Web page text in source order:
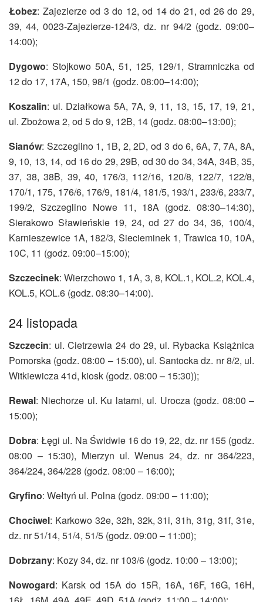
Łobez: Zajezierze od 3 do 12, od 14 do 21, od 26 do 29,
39, 44, 0023-Zajezierze-124/3, dz. nr 94/2 (godz. 09:00–
14:00);
Dygowo: Stojkowo 50A, 51, 125, 129/1, Stramniczka od
12 do 17, 17A, 150, 98/1 (godz. 08:00–14:00);
Koszalin: ul. Działkowa 5A, 7A, 9, 11, 13, 15, 17, 19, 21,
ul. Zbożowa 2, od 5 do 9, 12B, 14 (godz. 08:00–13:00);
Sianów: Szczeglino 1, 1B, 2, 2D, od 3 do 6, 6A, 7, 7A, 8A,
9, 10, 13, 14, od 16 do 29, 29B, od 30 do 34, 34A, 34B, 35,
37, 38, 38B, 39, 40, 176/3, 112/16, 120/8, 122/7, 122/8,
170/1, 175, 176/6, 176/9, 181/4, 181/5, 193/1, 233/6, 233/7,
199/2, Szczeglino Nowe 11, 18A (godz. 08:30–14:30),
Sierakowo Sławieńskie 19, 24, od 27 do 34, 36, 100/4,
Karnieszewice 1A, 182/3, Siecieminek 1, Trawica 10, 10A,
10C, 11 (godz. 09:00–15:00);
Szczecinek: Wierzchowo 1, 1A, 3, 8, KOL.1, KOL.2, KOL.4,
KOL.5, KOL.6 (godz. 08:30–14:00).
24 listopada
Szczecin: ul. Cietrzewia 24 do 29, ul. Rybacka Książnica
Pomorska (godz. 08:00 – 15:00), ul. Santocka dz. nr 8/2, ul.
Witkiewicza 41d, kiosk (godz. 08:00 – 15:30));
Rewal: Niechorze ul. Ku latarni, ul. Urocza (godz. 08:00 –
15:00);
Dobra: Łęgi ul. Na Świdwie 16 do 19, 22, dz. nr 155 (godz.
08:00 – 15:30), Mierzyn ul. Wenus 24, dz. nr 364/223,
364/224, 364/228 (godz. 08:00 – 16:00);
Gryfino: Wełtyń ul. Polna (godz. 09:00 – 11:00);
Chociwel: Karkowo 32e, 32h, 32k, 31i, 31h, 31g, 31f, 31e,
dz. nr 51/14, 51/4, 51/5 (godz. 09:00 – 11:00);
Dobrzany: Kozy 34, dz. nr 103/6 (godz. 10:00 – 13:00);
Nowogard: Karsk od 15A do 15R, 16A, 16F, 16G, 16H,